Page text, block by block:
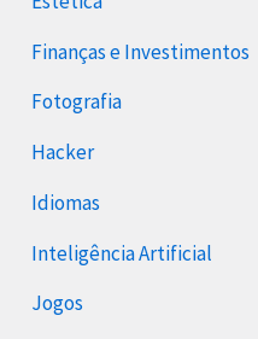
Finanças e Investimentos
Fotografia
Hacker
Idiomas
Inteligência Artificial
Jogos